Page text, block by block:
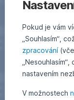
Pokud je vám
„Souhlasím“,
zpracování
nastavením
V možnostech